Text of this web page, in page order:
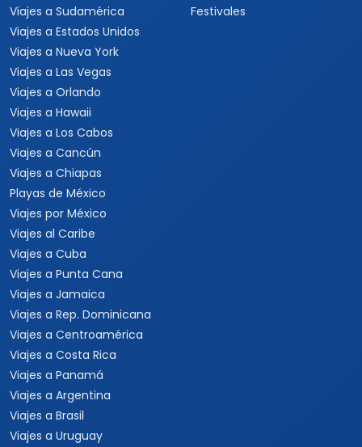
Viajes a Sudamérica
Viajes a Estados Unidos
Viajes a Nueva York
Viajes a Las Vegas
Viajes a Orlando
Viajes a Hawaii
Viajes a Los Cabos
Viajes a Cancún
Viajes a Chiapas
Playas de México
Viajes por México
Viajes al Caribe
Viajes a Cuba
Viajes a Punta Cana
Viajes a Jamaica
Viajes a Rep. Dominicana
Viajes a Centroamérica
Viajes a Costa Rica
Viajes a Panamá
Viajes a Argentina
Viajes a Brasil
Viajes a Uruguay
Festivales